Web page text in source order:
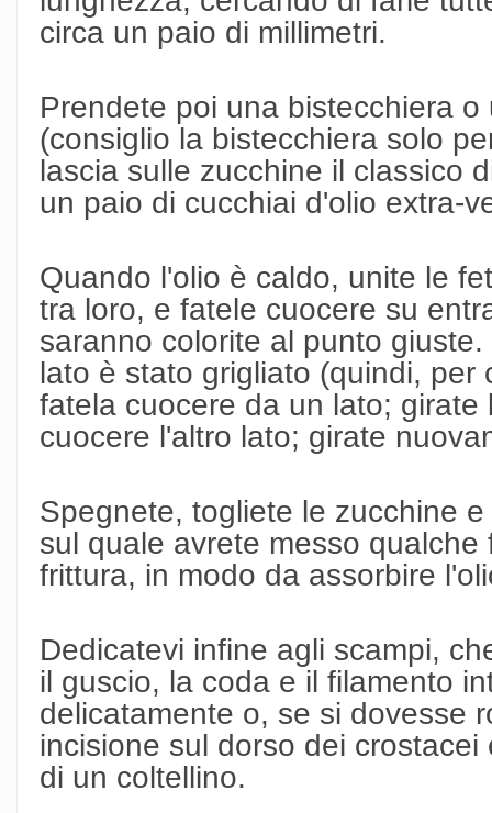
circa un paio di millimetri.
Prendete poi una bistecchiera
(consiglio la bistecchiera solo
lascia sulle zucchine il classico
un paio di cucchiai d'olio extra-
Quando l'olio è caldo, unite le
tra loro, e fatele cuocere su
saranno colorite al punto
lato è stato grigliato (quindi, per
fatela cuocere da un lato;
cuocere l'altro lato; girate
Spegnete, togliete le zucchine
sul quale avrete messo
frittura, in modo da assorbire
Dedicatevi infine agli scampi,
il guscio, la coda e il filamento
delicatamente o, se si dovesse
incisione sul dorso dei
di un coltellino.